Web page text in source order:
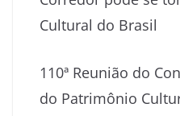
Cultural do Brasil
110ª Reunião do
do Patrimônio